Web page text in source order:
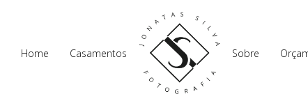
Home Casamentos Sobre